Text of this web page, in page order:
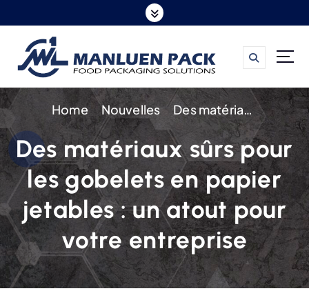
k
t
o
c
o
n
e
t
Home Nouvelles Des matériaux sûrs pour les gobelets en papier jetables : un atout pour votre entreprise
Des matériaux sûrs pour
les gobelets en papier
jetables : un atout pour
votre entreprise